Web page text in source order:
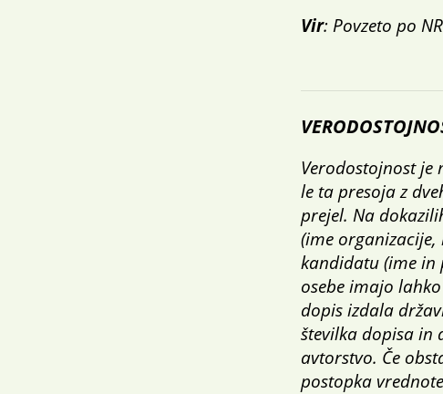
Vir: Povzeto po
Verodostojnost je
le ta presoja z
prejel. Na
(ime
kandidatu (ime
osebe imajo
dopis izdala
številka dopisa in
avtorstvo. Če
postopka